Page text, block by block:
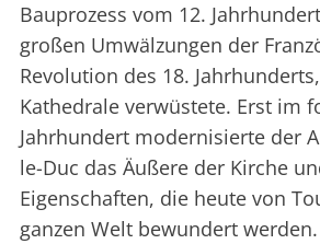
Bauprozess vom 12.
großen Umwälzungen der
Revolution des 18.
Kathedrale verwüstete. Erst im
Jahrhundert modernisierte der
le-Duc das Äußere der Kirche
Eigenschaften, die heute von
ganzen Welt bewundert